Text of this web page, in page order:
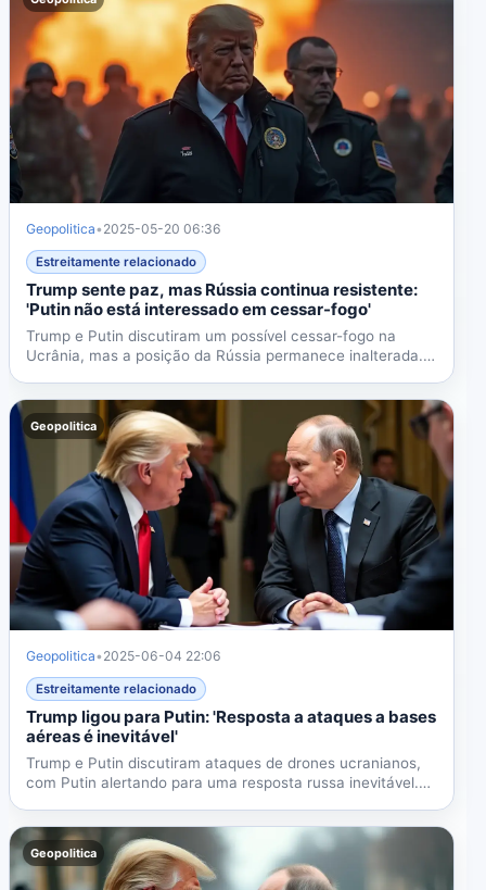
Geopolitica• 2025-05-20 06:36
Estreitamente relacionado
Trump sente paz, mas Rússia continua resistente:
'Putin não está interessado em cessar-fogo'
Trump e Putin discutiram um possível cessar-fogo na
Ucrânia, mas a posição da Rússia permanece inalterada.
Geopolitica
Geopolitica• 2025-06-04 22:06
Estreitamente relacionado
Trump ligou para Putin: 'Resposta a ataques a bases
aéreas é inevitável'
Trump e Putin discutiram ataques de drones ucranianos,
com Putin alertando para uma resposta russa inevitável.
Geopolitica